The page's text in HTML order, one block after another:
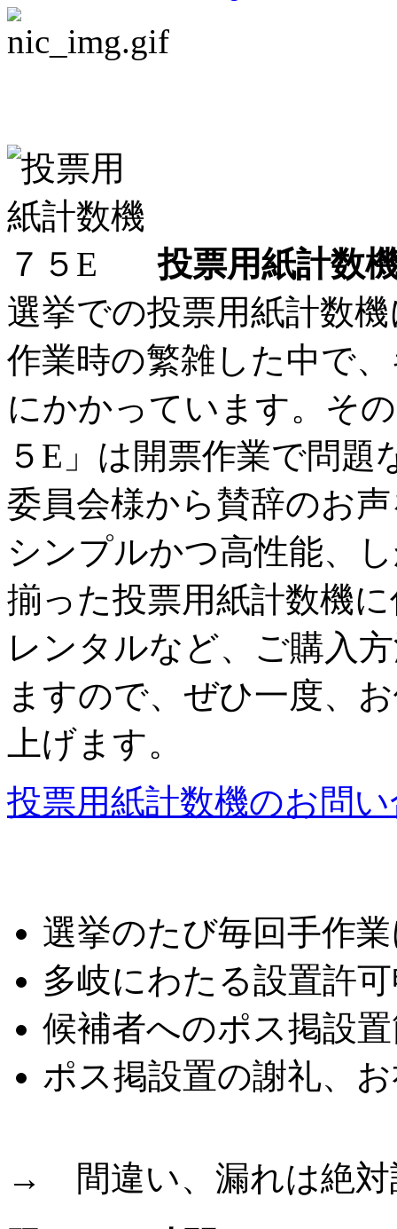
投票用紙計数
選挙での投票用紙計数
作業時の繁雑した中で
にかかっています。そ
５E」は開票作業で問
委員会様から賛辞のお
シンプルかつ高性能、
揃った投票用紙計数機
レンタルなど、ご購入
ますので、ぜひ一度、
上げます。
投票用紙計数機のお問
選挙のたび毎回手作
多岐にわたる設置許
候補者へのポス掲設
ポス掲設置の謝礼、
→ 間違い、漏れは絶対